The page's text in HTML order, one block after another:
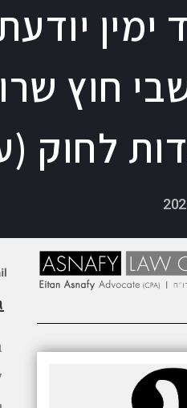
ימין
חוץ
לחוק